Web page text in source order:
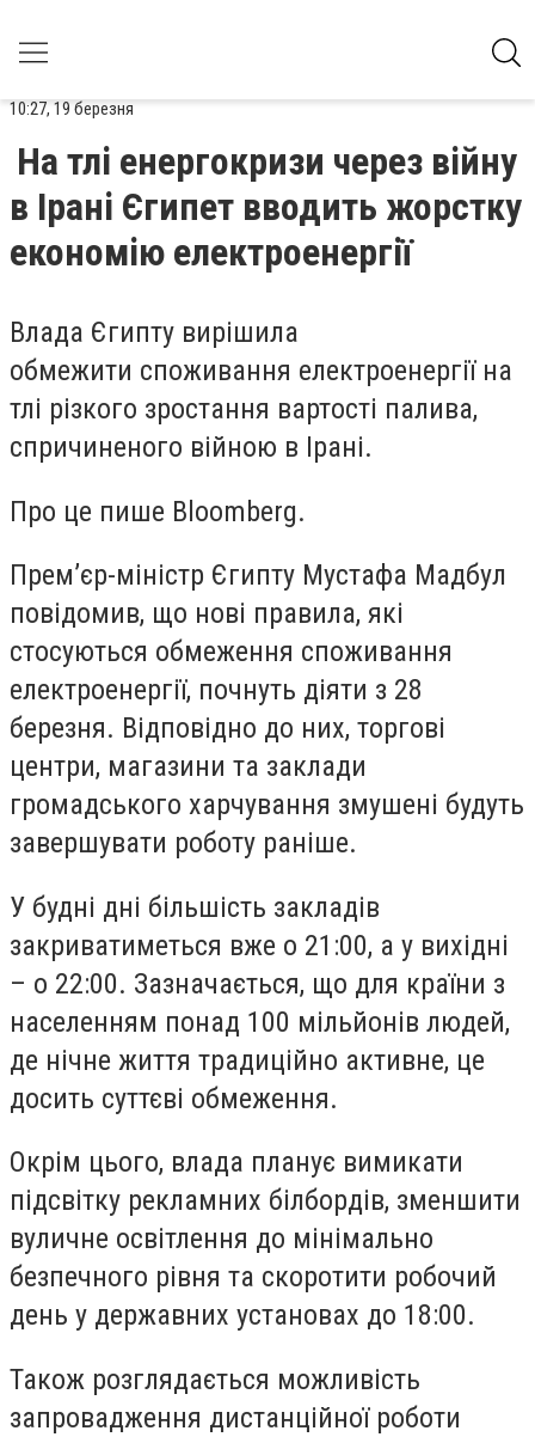
10:27, 19 березня
На тлі енергокризи через війну
в Ірані Єгипет вводить жорстку
економію електроенергії
Влада Єгипту вирішила
обмежити споживання електроенергії на
тлі різкого зростання вартості палива,
спричиненого війною в Ірані.
Про це пише Bloomberg.
Прем’єр-міністр Єгипту Мустафа Мадбул
повідомив, що нові правила, які
стосуються обмеження споживання
електроенергії, почнуть діяти з 28
березня. Відповідно до них, торгові
центри, магазини та заклади
громадського харчування змушені будуть
завершувати роботу раніше.
У будні дні більшість закладів
закриватиметься вже о 21:00, а у вихідні
– о 22:00. Зазначається, що для країни з
населенням понад 100 мільйонів людей,
де нічне життя традиційно активне, це
досить суттєві обмеження.
Окрім цього, влада планує вимикати
підсвітку рекламних білбордів, зменшити
вуличне освітлення до мінімально
безпечного рівня та скоротити робочий
день у державних установах до 18:00.
Також розглядається можливість
запровадження дистанційної роботи